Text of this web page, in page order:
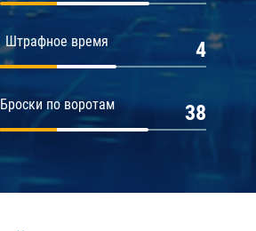
Штрафное время 4
Броски по воротам 38